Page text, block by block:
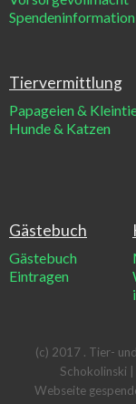
Spendeninformation
Tiervermittlung
Papageien &
Hunde & Katzen
Gästebuch
Gästebuch
Eintragen
(c) 2017 . Tier-
Schokolinski |
Webseite